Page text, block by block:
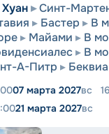
Синт-
Бастер В
Майами
В
В
А-Питр
Беквиа
07 марта 2027вс 16
21 марта 2027вс